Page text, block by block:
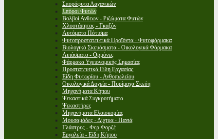
Σπορόφυτα Λαχανικών
Σπόροι Φυτών
Βολβοί Ανθεων - Ριζώματα Φυτών
Χλοοτάπητας - Γκαζόν
Αυτόματο Πότισμα
Φυτοπροστατευτικά Προϊόντα - Φυτοφάρμακα
Βιολογικά Σκευάσματα - Οικολογικά Φάρμακα
Λιπάσματα - Ορμόνες
Φάρμακα Υγειονομικής Σημασίας
Προστατευτικά Είδη Εργασίας
Είδη Φυτωρίου - Ανθοπωλείου
Οικολογικά Δοχεία - Πυρίμαχα Σκεύη
Μηχανήματα Κήπου
Ψεκαστικά Συγκροτήματα
Ψεκαστήρες
Μηχανήματα Ελαιοκομίας
Μουσαμάδες - Δίχτυα - Πανιά
Γλάστρες - Φερ Φορζέ
Εργαλεία - Είδη Κήπου